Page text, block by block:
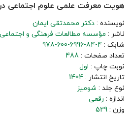
هویت معرفت علمی علوم اجتماعی در
نویسنده : دکتر محمدتقی ایمان
ناشر : مؤسسه مطالعات فرهنگی و اجتماعی
شابک : 978-600-6996-84-4
تعداد صفحات : 488
نوبت چاپ : اول
تاریخ انتشار : 1404
نوع جلد : شومیز
اندازه : رقعی
وزن : 529